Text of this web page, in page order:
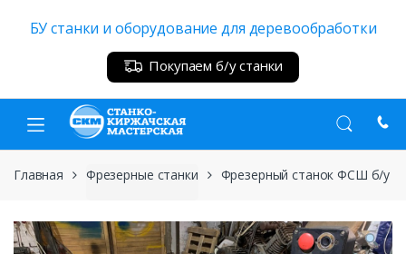
БУ станки и оборудование для деревообработки
Покупаем б/у станки
Главная Фрезерные станки Фрезерный станок ФСШ б/у